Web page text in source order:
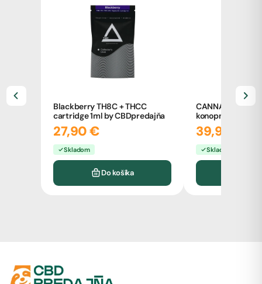
Blackberry TH8C + THCC
cartridge 1ml by CBDpredajňa
27,90 €
Skladom
Do košíka
CANNABIO CBN
konopný olej 10ml
39,90 €
Skladom